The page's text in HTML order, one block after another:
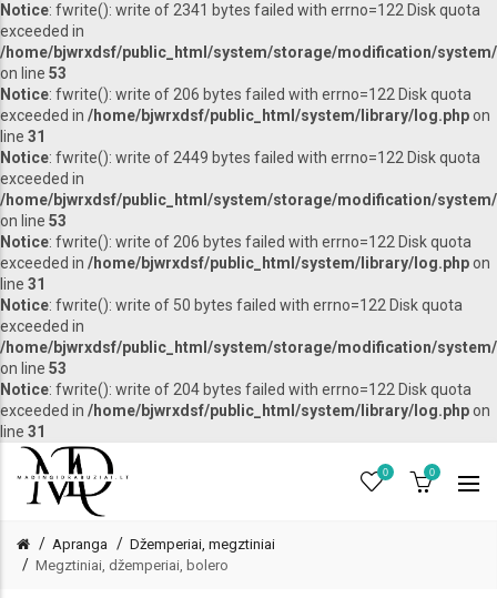
Notice: fwrite(): write of 2341 bytes failed with errno=122 Disk quota
exceeded in
/home/bjwrxdsf/public_html/system/storage/modification/
on line 53
Notice: fwrite(): write of 206 bytes failed with errno=122 Disk quota
exceeded in /home/bjwrxdsf/public_html/system/library/log.phpon
line 31
Notice: fwrite(): write of 2449 bytes failed with errno=122 Disk quota
exceeded in
/home/bjwrxdsf/public_html/system/storage/modification/
on line 53
Notice: fwrite(): write of 206 bytes failed with errno=122 Disk quota
exceeded in /home/bjwrxdsf/public_html/system/library/log.phpon
line 31
Notice: fwrite(): write of 50 bytes failed with errno=122 Disk quota
exceeded in
/home/bjwrxdsf/public_html/system/storage/modification/
on line 53
Notice: fwrite(): write of 204 bytes failed with errno=122 Disk quota
exceeded in /home/bjwrxdsf/public_html/system/library/log.phpon
line 31
0 0
Apranga
Džemperiai, megztiniai
Megztiniai, džemperiai, bolero